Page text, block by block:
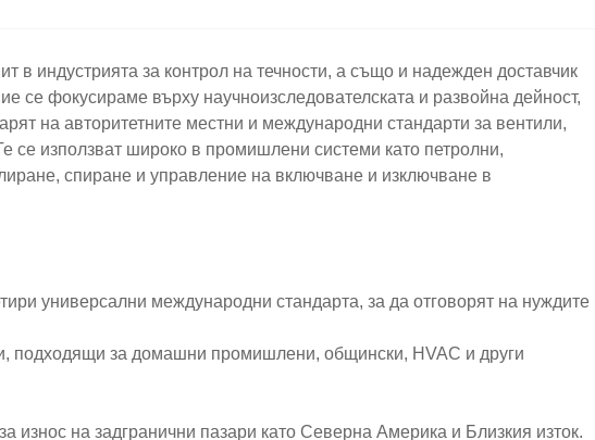
индустрията за контрол на течности, а също и надежден доставчик
фокусираме върху научноизследователската и развойна дейност,
на авторитетните местни и международни стандарти за вентили,
се използват широко в промишлени системи като петролни,
спиране и управление на включване и изключване в
универсални международни стандарта, за да отговорят на нуждите
подходящи за домашни промишлени, общински, HVAC и други
износ на задгранични пазари като Северна Америка и Близкия изток.